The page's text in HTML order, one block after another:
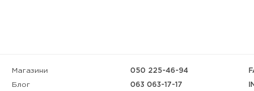
Магазини
Блог
050 225-46-94
063 063-17-17